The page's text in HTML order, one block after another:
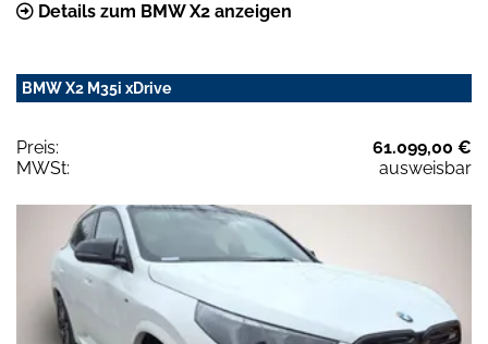
Details zum BMW X2 anzeigen
BMW X2 M35i xDrive
Preis:
61.099,00 €
MWSt:
ausweisbar